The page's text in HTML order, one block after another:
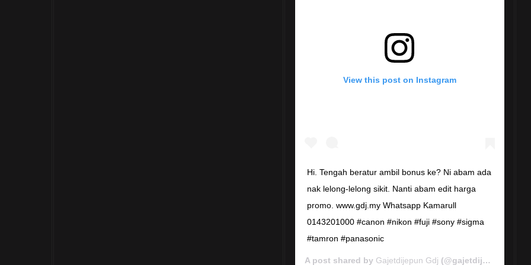
View this post on Instagram
Hi. Tengah beratur ambil bonus ke? Ni abam ada
nak lelong-lelong sikit. Nanti abam edit harga
promo. www.gdj.my Whatsapp Kamarull
0143201000 #canon #nikon #fuji #sony #sigma
#tamron #panasonic
A post shared by Gajetdijepun Gdj (@gajetdijepun) on